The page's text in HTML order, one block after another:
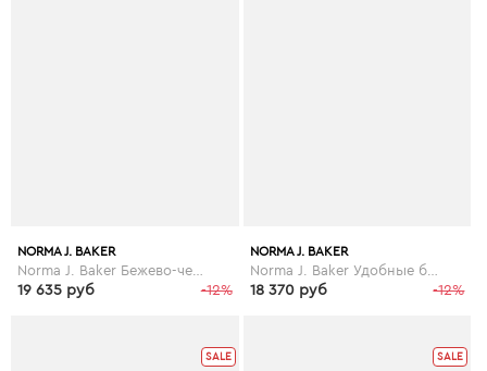
NORMA J. BAKER
-12%
19 635 руб
NORMA J. BAKER
Norma J. Baker Удобные бежево-желтые босоножки NORMA J.BAKER лето 2013
-12%
18 370 руб
SALE SALE